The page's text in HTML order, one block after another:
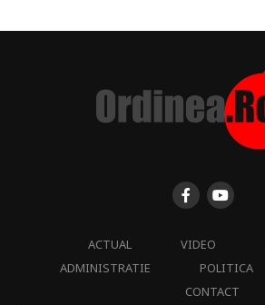
ACTUAL VIDEO
ADMINISTRATIE
POLITICA
CONTACT